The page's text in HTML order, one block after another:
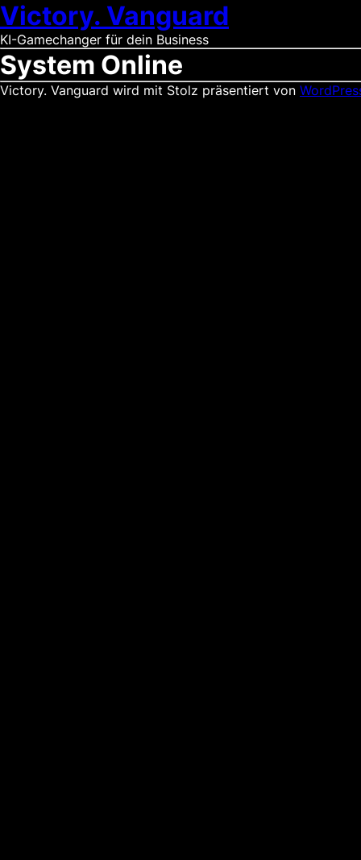
Victory. Vanguard
KI-Gamechanger für dein Business
System Online
Victory. Vanguard wird mit Stolz präsentiert von